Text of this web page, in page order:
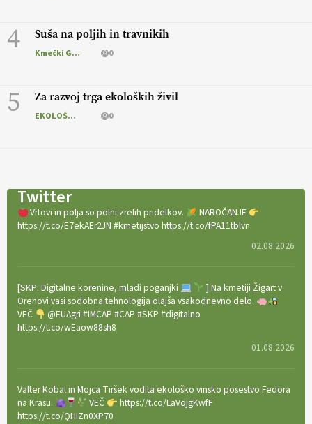
4 Suša na poljih in travnikih
Kmečki Glas 0
5 Za razvoj trga ekoloških živil
EKOLOŠKO LOGIČNO 0
Twitter
Vrtovi in polja so polni zrelih pridelkov.
NAROČANJE
https://t.co/E7ekAEr2JN #kmetijstvo https://t.co/fPA11tblvn
02.08.2026
[SKP: Digitalne korenine, mladi poganjki
] Na kmetiji Žigart v
Orehovi vasi sodobna tehnologija olajša vsakodnevno delo.
VEČ
@EUAgri #IMCAP #CAP #SKP #digitalno
https://t.co/wEaow88sh8
01.08.2026
Valter Kobal in Mojca Tiršek vodita ekološko vinsko posestvo Fedora
na Krasu.
VEČ
https://t.co/LaVojgKwfF
https://t.co/QHIZn0XP70